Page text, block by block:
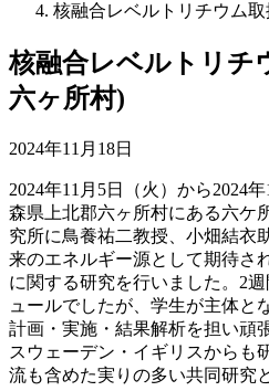
核融合レベルトリチウム
核融合レベルトリチ
六ヶ所村)
2024年11月18日
2024年11月5日（火）から2024
森県上北郡六ヶ所村にある六ケ
究所に鳥養祐二教授、小畑結衣
来のエネルギー源として期待さ
に関する研究を行いました。2
ュールでしたが、学生が主体と
計画・実施・結果解析を担い頑
スウェーデン・イギリスからも
流も含めた実りの多い共同研究